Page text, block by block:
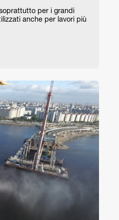
per i grandi
anche per lavori più